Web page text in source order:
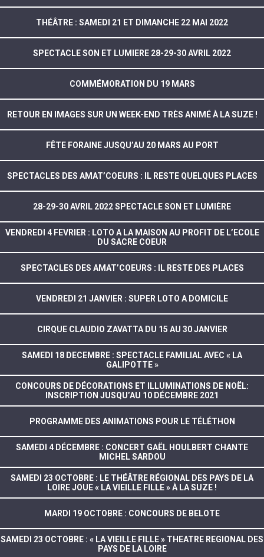
THÉÂTRE : SAMEDI 21 ET DIMANCHE 22 MAI 2022
SPECTACLE SON ET LUMIERE 28-29-30 AVRIL 2022
COMMÉMORATION DU 19 MARS
RETOUR EN IMAGES SUR UN WEEK-END TRÈS ANIMÉ À LA SUZE !
FÊTE FORAINE JUSQU’AU 20 MARS AU PORT
SPECTACLES DES AMAT’COEURS : IL RESTE QUELQUES PLACES
28-29-30 AVRIL 2022 SPECTACLE SON ET LUMIÈRE
VENDREDI 4 FEVRIER : LOTO A LA MAISON AU PROFIT DE L’ECOLE
DU SACRE COEUR
SPECTACLES DES AMAT’COEURS : IL RESTE DES PLACES
VENDREDI 21 JANVIER : SUPER LOTO A DOMICILE
CIRQUE CLAUDIO ZAVATTA DU 15 AU 30 JANVIER
SAMEDI 18 DECEMBRE : SPECTACLE FAMILIAL AVEC « LA
GALIPOTTE »
CONCOURS DE DÉCORATIONS ET ILLUMINATIONS DE NOËL:
INSCRIPTION JUSQU’AU 10 DÉCEMBRE 2021
PROGRAMME DES ANIMATIONS POUR LE TÉLÉTHON
SAMEDI 4 DÉCEMBRE : CONCERT GAËL HOULBERT CHANTE
MICHEL SARDOU
SAMEDI 23 OCTOBRE : LE THÉÂTRE RÉGIONAL DES PAYS DE LA
LOIRE JOUE « LA VIEILLE FILLE » À LA SUZE !
MARDI 19 OCTOBRE : CONCOURS DE BELOTE
SAMEDI 23 OCTOBRE : « LA VIEILLE FILLE » THEATRE REGIONAL DES
PAYS DE LA LOIRE